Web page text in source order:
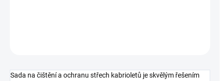
Sada na čištění a ochranu střech kabrioletů je skvělým řešením